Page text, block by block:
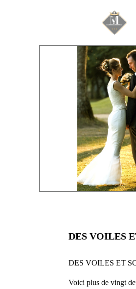
DES VOILES
DES VOILES ET
Voici plus de vingt